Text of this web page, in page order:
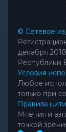
© Сетевое
декабря
Республики
Условия
Любое
только при
Правила
Мнения и
точкой